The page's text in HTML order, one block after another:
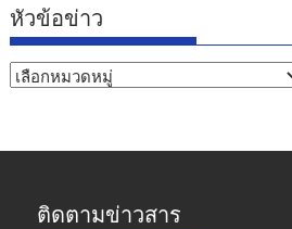
หัวข้อข่าว
หัวข้อ
ติดตามข่าวสาร